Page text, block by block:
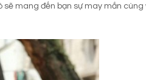
mang đến bạn sự may mắn cùng